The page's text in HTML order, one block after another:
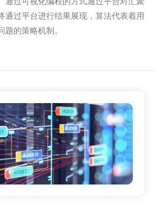
通过平台进行结果展现，算法代表着用
题的策略机制。